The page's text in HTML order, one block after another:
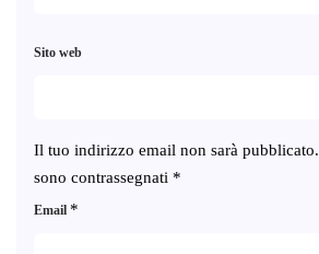
Il tuo indirizzo email non sarà pubblicato.
sono contrassegnati *
Email *
Sito web